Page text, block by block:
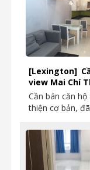
[Lexington]
view Mai Chí
Cần bán căn
thiện cơ bản,